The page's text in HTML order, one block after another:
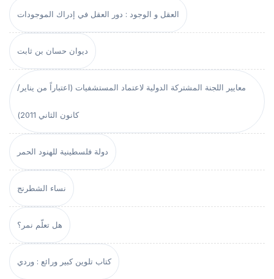
العقل و الوجود : دور العقل في إدراك الموجودات
ديوان حسان بن ثابت
معايير اللجنة المشتركة الدولية لاعتماد المستشفيات (اعتباراً من يناير/
كانون الثاني 2011)
دولة فلسطينية للهنود الحمر
نساء الشطرنج
هل تعلّم نمر؟
كتاب تلوين كبير ورائع : وردي